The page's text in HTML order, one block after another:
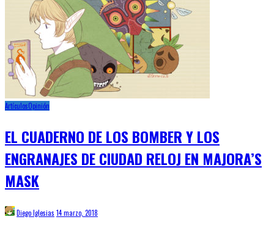
ArtículosOpinión
EL CUADERNO DE LOS BOMBER Y LOS
ENGRANAJES DE CIUDAD RELOJ EN MAJORA’S
MASK
Diego Iglesias 14 marzo, 2018